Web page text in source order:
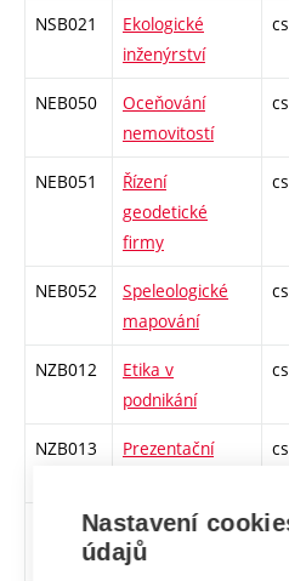
NSB021
Ekologické
inženýrství
cs
NEB050
Oceňování
nemovitostí
cs
NEB051
Řízení
geodetické
firmy
cs
NEB052
Speleologické
mapování
cs
NZB012
Etika v
podnikání
cs
NZB013
Prezentační
cs
NZB014
Psychologie ve
firemní praxi
Nastavení
údajů